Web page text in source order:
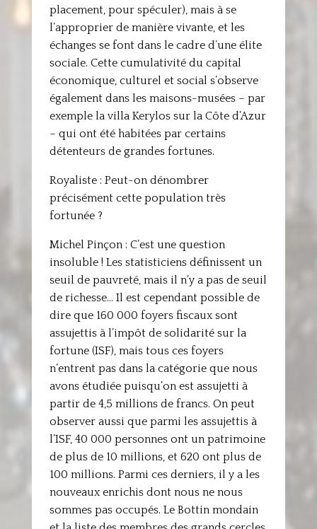
placement, pour spéculer), mais à se
l’approprier de manière vivante, et les
échanges se font dans le cadre d’une élite
sociale. Cette cumulativité du capital
économique, culturel et social s’observe
également dans les maisons-musées – par
exemple la villa Kerylos sur la Côte d’Azur
– qui ont été habitées par certains
détenteurs de grandes fortunes.
Royaliste : Peut-on dénombrer
précisément cette population très
fortunée ?
Michel Pinçon : C’est une question
insoluble ! Les statisticiens définissent un
seuil de pauvreté, mais il n’y a pas de seuil
de richesse… Il est cependant possible de
dire que 160 000 foyers fiscaux sont
assujettis à l’impôt de solidarité sur la
fortune (ISF), mais tous ces foyers
n’entrent pas dans la catégorie que nous
avons étudiée puisqu’on est assujetti à
partir de 4,5 millions de francs. On peut
observer aussi que parmi les assujettis à
l’ISF, 40 000 personnes ont un patrimoine
de plus de 10 millions, et 620 ont plus de
100 millions. Parmi ces derniers, il y a les
nouveaux enrichis dont nous ne nous
sommes pas occupés. Le Bottin mondain